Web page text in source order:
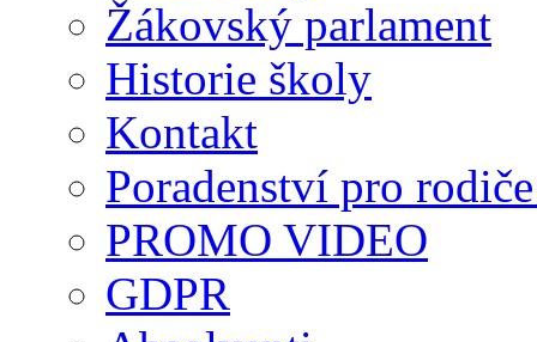
Žákovský parlament
Historie školy
Kontakt
Poradenství pro
PROMO VIDEO
GDPR